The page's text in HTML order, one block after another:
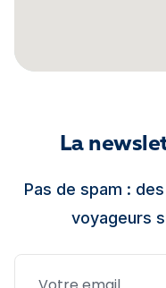
La
Pas de spam :
voyageurs